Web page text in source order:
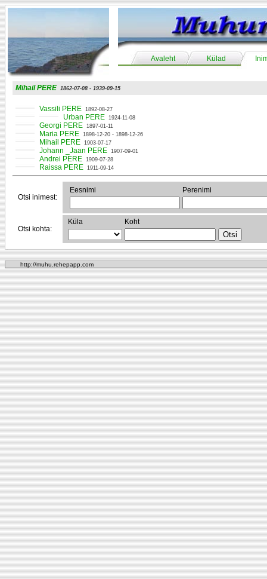
Avaleht Külad
Mihail PERE 1862-07-08 - 1939-09-15
Vassili PERE 1892-08-27
Urban PERE 1924-11-08
Georgi PERE 1897-01-11
Maria PERE 1898-12-20 - 1898-12-26
Mihail PERE 1903-07-17
Johann _Jaan PERE 1907-09-01
Andrei PERE 1909-07-28
Raissa PERE 1911-09-14
Otsi inimest:
Eesnimi Perenimi
Otsi kohta:
Küla Koht
http://muhu.rehepapp.com